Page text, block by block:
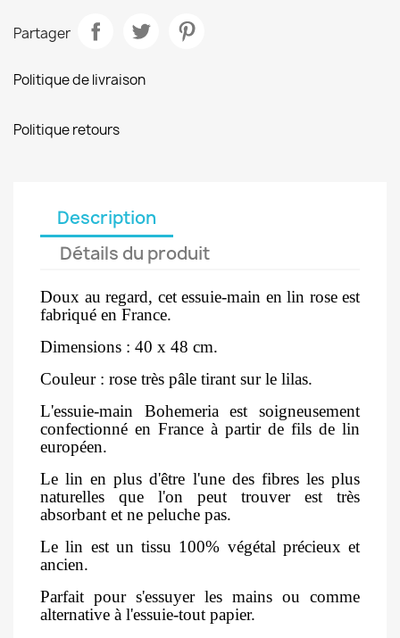
Partager
Politique de livraison
Politique retours
Description
Détails du produit
Doux au regard, cet essuie-main en lin rose est
fabriqué en France.
Dimensions : 40 x 48 cm.
Couleur : rose très pâle tirant sur le lilas.
L'essuie-main Bohemeria est soigneusement
confectionné en France à partir de fils de lin
européen.
Le lin en plus d'être l'une des fibres les plus
naturelles que l'on peut trouver est très
absorbant et ne peluche pas.
Le lin est un tissu 100% végétal précieux et
ancien.
Parfait pour s'essuyer les mains ou comme
alternative à l'essuie-tout papier.